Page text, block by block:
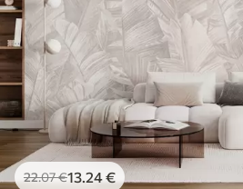
22.07€13 .24€